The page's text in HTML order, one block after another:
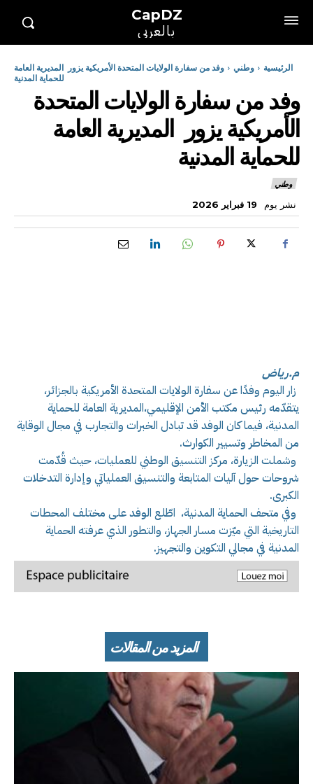
CapDZ
بالعربي
الرئيسية وطني
وفد من سفارة الولايات المتحدة الأمريكية يزور المديرية العامة
للحماية المدنية
وفد من سفارة الولايات المتحدة
الأمريكية يزور المديرية العامة
للحماية المدنية
وطني
نشر يوم 19 فبراير 2026
م.رياض
زار اليوم وفدًا عن سفارة الولايات المتحدة الأمريكية بالجزائر،
يتقدّمه رئيس مكتب الأمن الإقليمي،المديرية العامة للحماية
المدنية، فيما كان الوفد قد تبادل الخبرات والتجارب في مجال الوقاية
من المخاطر وتسيير الكوارث.
وشملت الزيارة، مركز التنسيق الوطني للعمليات، حيث قُدّمت
شروحات حول آليات المتابعة والتنسيق العملياتي وإدارة التدخلات
الكبرى.
وفي متحف الحماية المدنية، اطّلع الوفد على مختلف المحطات
التاريخية التي ميّزت مسار الجهاز، والتطور الذي عرفته الحماية
المدنية في مجالي التكوين والتجهيز.
المزيد من المقالات